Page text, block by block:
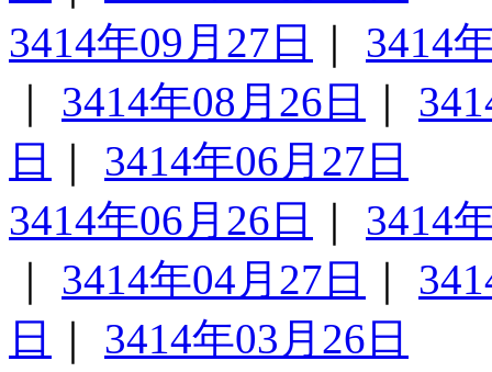
3414年09月27日
3414
3414年08月26日
日
3414年06月27日
3414年06月26日
3414
3414年04月27日
日
3414年03月26日